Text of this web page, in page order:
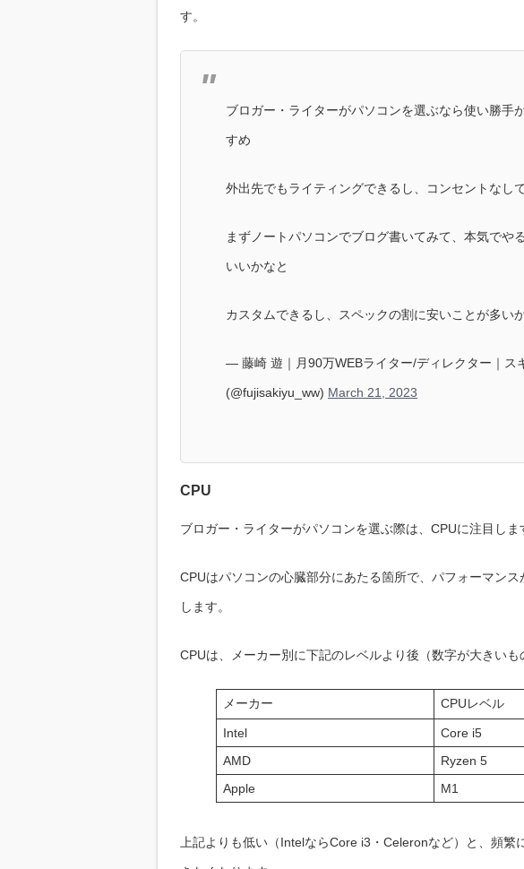
す。
ブロガー・ライターがパソコンを選ぶなら使い勝手
すめ
外出先でもライティングできるし、コンセントなし
まずノートパソコンでブログ書いてみて、本気でや
いいかなと
カスタムできるし、スペックの割に安いことが多い
— 藤崎 遊｜月90万WEBライター/ディレクター｜ス
(@fujisakiyu_ww) March 21, 2023
CPU
ブロガー・ライターがパソコンを選ぶ際は、CPUに注目しま
CPUはパソコンの心臓部分にあたる箇所で、パフォーマン
します。
CPUは、メーカー別に下記のレベルより後（数字が大きいも
メーカー CPUレベル
Intel
Core i5
AMD
Ryzen 5
Apple
M1
上記よりも低い（IntelならCore i3・Celeronなど）と、頻